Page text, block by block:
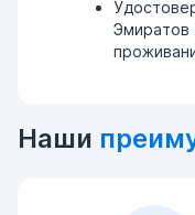
Эмиратов
Наши